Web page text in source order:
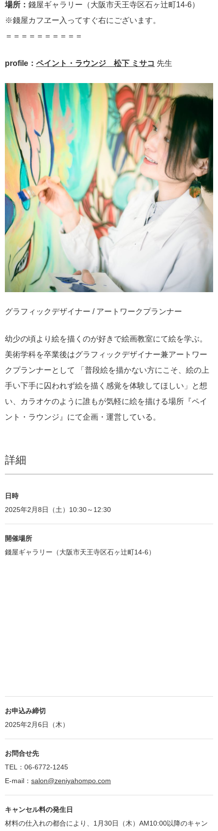
場所： 錢屋ギャラリー（大阪市天王寺区石ヶ辻町14-6）
※錢屋カフヱー入ってすぐ右にございます。
＝＝＝＝＝＝＝＝＝＝
profile： ペイント・ラウンジ 松下 ミサコ 先生
グラフィックデザイナー / アートワークプランナー
幼少の頃より絵を描くのが好きで絵画教室にて絵を学ぶ。
美術学科を卒業後はグラフィックデザイナー兼アートワー
クプランナーとして 「普段絵を描かない方にこそ、絵の上
手い下手に囚われず絵を描く感覚を体験してほしい」と想
い、カラオケのように誰もが気軽に絵を描ける場所『ペイ
ント・ラウンジ』にて企画・運営している。
詳細
日時
2025年2月8日（土）10:30～12:30
開催場所
錢屋ギャラリー（大阪市天王寺区石ヶ辻町14-6）
お申込み締切
2025年2月6日（木）
お問合せ先
TEL：06-6772-1245
E-mail： salon@zeniyahompo.com
キャンセル料の発生日
材料の仕入れの都合により、1月30日（木）AM10:00以降のキャン